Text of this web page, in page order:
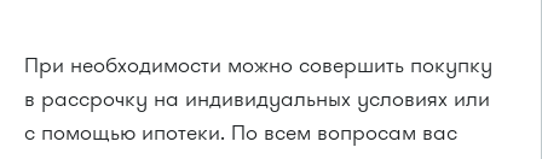
При необходимости можно совершить покупку
в рассрочку на индивидуальных условиях или
с помощью ипотеки. По всем вопросам вас